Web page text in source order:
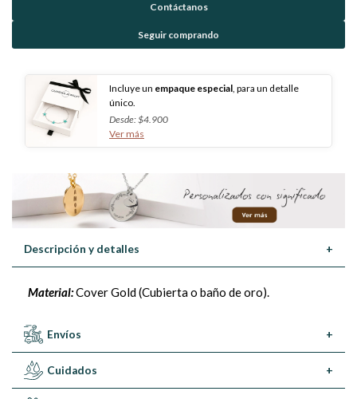
Contáctanos
Seguir comprando
Incluye un empaque especial , para un detalle
único.
Desde: $4.900
Ver más
Descripción y detalles +
Material:Cover Gold (Cubierta o baño de oro).
Envíos +
Cuidados +